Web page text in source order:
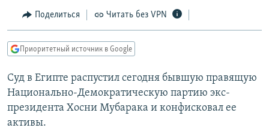
Вернутся
главной
навигации
Вернутся
поиску
МНЕНИЯ
IDEL.РЕАЛИИ
КАВКАЗ.РЕАЛИИ
СЕВЕР.РЕАЛИИ
СИБИРЬ.РЕАЛИИ
Поделиться Читать без VPN
Приоритетный источник в Google
Суд в Египте распустил сегодня бывшую правящую
Национально-Демократическую партию экс-
президента Хосни Мубарака и конфисковал ее
активы.